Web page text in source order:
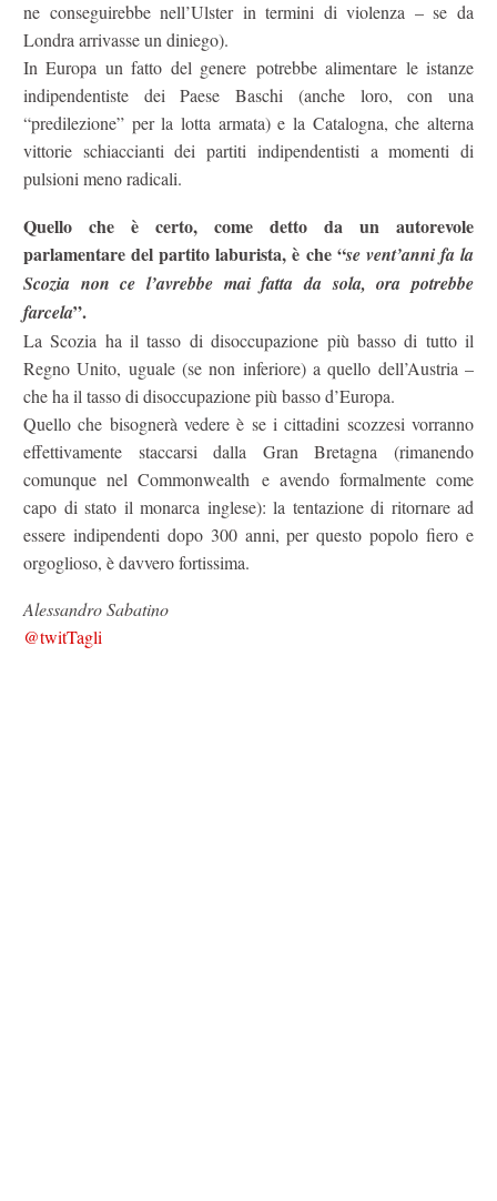
ne conseguirebbe nell’Ulster in termini di violenza – se da
Londra arrivasse un diniego).
In Europa un fatto del genere potrebbe alimentare le istanze
indipendentiste dei Paese Baschi (anche loro, con una
“predilezione” per la lotta armata) e la Catalogna, che alterna
vittorie schiaccianti dei partiti indipendentisti a momenti di
pulsioni meno radicali.
Quello che è certo, come detto da un autorevole
parlamentare del partito laburista, è che “se vent’anni fa la
Scozia non ce l’avrebbe mai fatta da sola, ora potrebbe
farcela”.
La Scozia ha il tasso di disoccupazione più basso di tutto il
Regno Unito, uguale (se non inferiore) a quello dell’Austria –
che ha il tasso di disoccupazione più basso d’Europa.
Quello che bisognerà vedere è se i cittadini scozzesi vorranno
effettivamente staccarsi dalla Gran Bretagna (rimanendo
comunque nel Commonwealth e avendo formalmente come
capo di stato il monarca inglese): la tentazione di ritornare ad
essere indipendenti dopo 300 anni, per questo popolo fiero e
orgoglioso, è davvero fortissima.
Alessandro Sabatino
@twitTagli